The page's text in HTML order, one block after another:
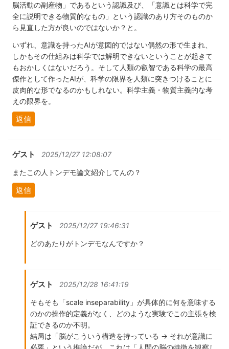
脳活動の副産物」であるという認識及び、「意識とは科学で完
全に説明できる物質的なもの」という認識のあり方そのものか
ら見直した方が良いのではないか？と。
いずれ、意識を持ったAIが意図的ではない偶然の形で生まれ、
しかもその仕組みは科学では解明できないということが起きて
もおかしくはないだろう。そして人類の叡智である科学の最高
傑作として作ったAIが、科学の限界を人類に突きつけることに
皮肉的な形でなるのかもしれない。科学主義・物質主義的な考
えの限界を。
返信
ゲスト 2025/12/27 12:08:07
またこの人トンデモ論文紹介してんの？
返信
ゲスト 2025/12/27 19:46:31
どのあたりがトンデモなんですか？
ゲスト 2025/12/28 16:41:19
そもそも「scale inseparability」が具体的に何を意味する
のかの操作的定義がなく、どのような実験でこの主張を検
証できるのか不明。
結局は「脳がこういう構造を持っている → それが意識に